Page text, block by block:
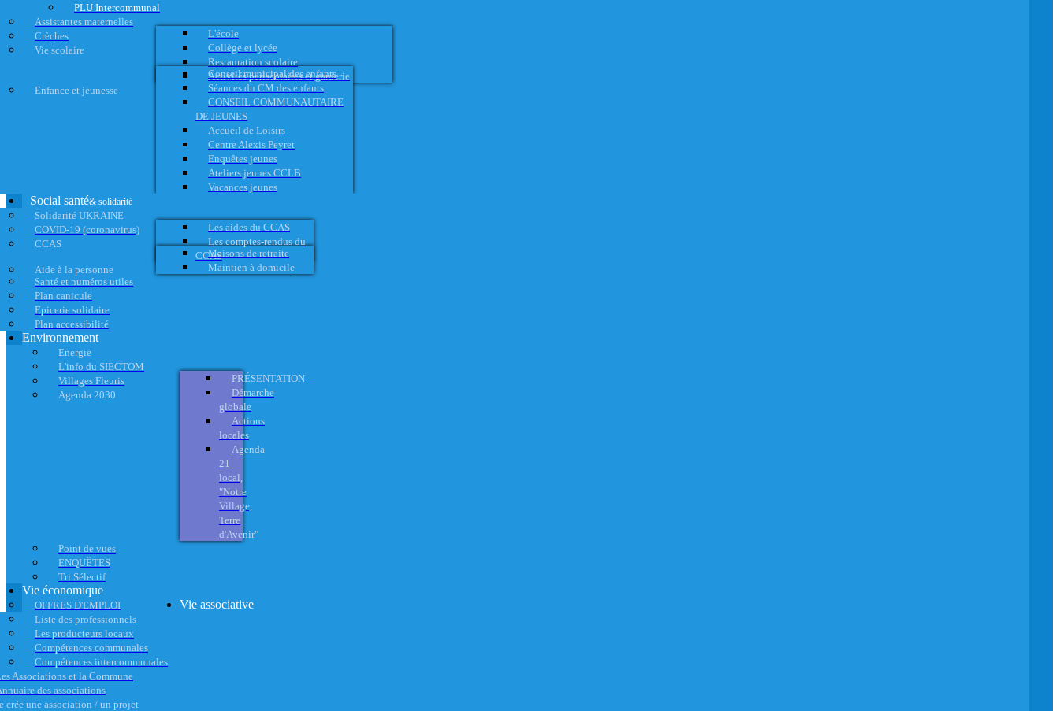
PLU Intercommunal
Assistantes maternelles
Crèches
Vie scolaire
L'école
Collège et lycée
Restauration scolaire
Activités périscolaires et garderie
Enfance et jeunesse
Conseil municipal des enfants
Séances du CM des enfants
CONSEIL COMMUNAUTAIRE
DE JEUNES
Accueil de Loisirs
Centre Alexis Peyret
Enquêtes jeunes
Ateliers jeunes CCLB
Vacances jeunes
Social santé& solidarité
Solidarité UKRAINE
COVID-19 (coronavirus)
CCAS
Les aides du CCAS
Les comptes-rendus du
CCAS
Aide à la personne
Maisons de retraite
Maintien à domicile
Santé et numéros utiles
Plan canicule
Epicerie solidaire
Plan accessibilité
Environnement
Energie
L'info du SIECTOM
Villages Fleuris
Agenda 2030
PRÉSENTATION
Démarche
globale
Actions
locales
Agenda
21
local,
"Notre
Village,
Terre
d'Avenir"
Point de vues
ENQUÊTES
Tri Sélectif
Vie économique
OFFRES D'EMPLOI
Liste des professionnels
Les producteurs locaux
Compétences communales
Compétences intercommunales
Vie associative
Associations et la Commune
des associations
crée une association / un projet